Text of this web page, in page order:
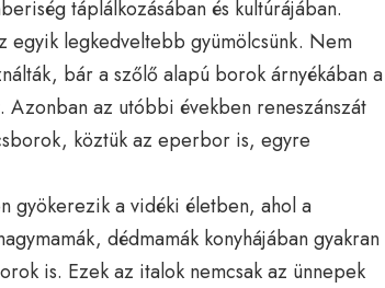
táplálkozásában és kultúrájában.
egyik legkedveltebb gyümölcsünk. Nem
bár a szőlő alapú borok árnyékában a
az utóbbi években reneszánszát
köztük az eperbor is, egyre
gyökerezik a vidéki életben, ahol a
dédmamák konyhájában gyakran
is. Ezek az italok nemcsak az ünnepek